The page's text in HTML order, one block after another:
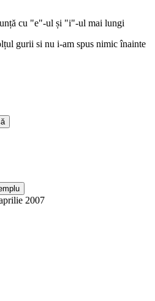
cu "e"-ul și "i"-ul mai lungi
gurii si nu i-am spus nimic înainte
2007